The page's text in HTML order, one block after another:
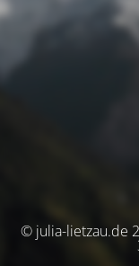
© julia-lietzau.de